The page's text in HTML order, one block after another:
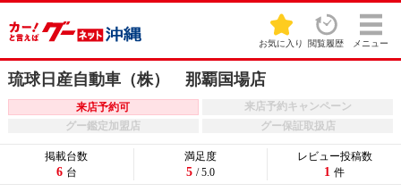
お気に入り 閲覧履歴 メニュー
琉球日産自動車（株） 那覇国場店
来店予約可
来店予約キャンペーン
グー鑑定加盟店
グー保証取扱店
掲載台数
6 台
満足度
5 / 5.0
レビュー投稿数
1 件